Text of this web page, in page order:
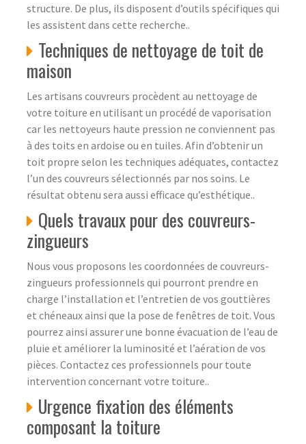
structure. De plus, ils disposent d’outils spécifiques qui
les assistent dans cette recherche..
Techniques de nettoyage de toit de
maison
Les artisans couvreurs procèdent au nettoyage de
votre toiture en utilisant un procédé de vaporisation
car les nettoyeurs haute pression ne conviennent pas
à des toits en ardoise ou en tuiles. Afin d’obtenir un
toit propre selon les techniques adéquates, contactez
l’un des couvreurs sélectionnés par nos soins. Le
résultat obtenu sera aussi efficace qu’esthétique..
Quels travaux pour des couvreurs-
zingueurs
Nous vous proposons les coordonnées de couvreurs-
zingueurs professionnels qui pourront prendre en
charge l’installation et l’entretien de vos gouttières
et chéneaux ainsi que la pose de fenêtres de toit. Vous
pourrez ainsi assurer une bonne évacuation de l’eau de
pluie et améliorer la luminosité et l’aération de vos
pièces. Contactez ces professionnels pour toute
intervention concernant votre toiture..
Urgence fixation des éléments
composant la toiture